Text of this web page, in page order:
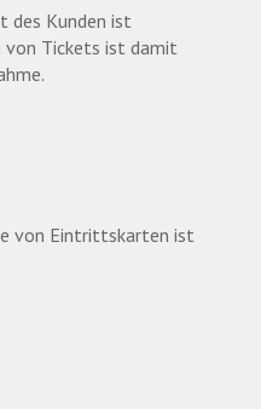
des Kunden ist
von Tickets ist damit
von Eintrittskarten ist